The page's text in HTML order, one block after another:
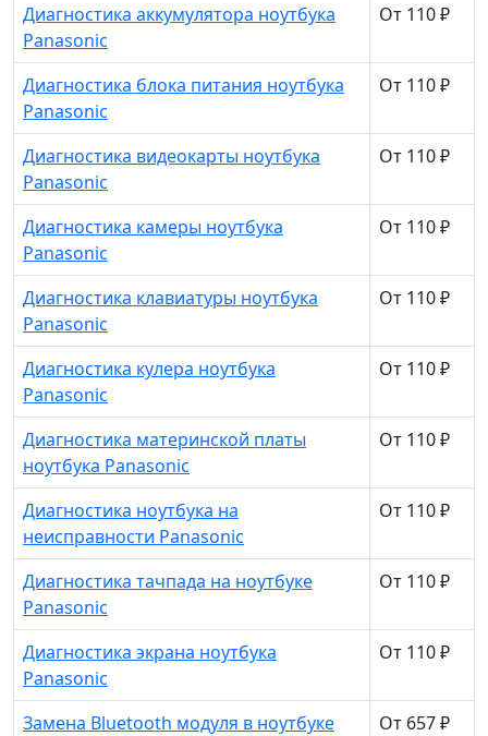
Диагностика аккумулятора ноутбука
Panasonic
От 110 ₽
Диагностика блока питания ноутбука
Panasonic
От 110 ₽
Диагностика видеокарты ноутбука
Panasonic
От 110 ₽
Диагностика камеры ноутбука
Panasonic
От 110 ₽
Диагностика клавиатуры ноутбука
Panasonic
От 110 ₽
Диагностика кулера ноутбука
Panasonic
От 110 ₽
Диагностика материнской платы
ноутбука Panasonic
От 110 ₽
Диагностика ноутбука на
неисправности Panasonic
От 110 ₽
Диагностика тачпада на ноутбуке
Panasonic
От 110 ₽
Диагностика экрана ноутбука
Panasonic
От 110 ₽
Замена Bluetooth модуля в ноутбуке От 657 ₽